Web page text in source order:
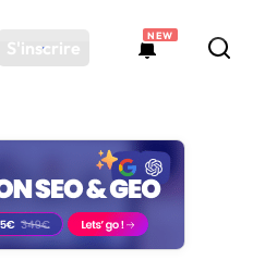
S'inscrire
NEW